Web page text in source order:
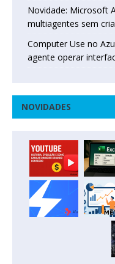
Novidade: Microsoft
multiagentes sem
Computer Use no
agente operar
NOVIDADES